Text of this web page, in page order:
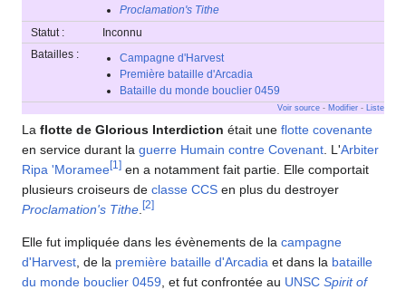
Proclamation's Tithe
Statut :
Inconnu
Batailles :
Campagne d'Harvest
Première bataille d'Arcadia
Bataille du monde bouclier 0459
Voir source - Modifier - Liste
La flotte de Glorious Interdiction était une flotte covenante
en service durant la guerre Humain contre Covenant . L'Arbiter
Ripa 'Moramee[1 ] en a notamment fait partie. Elle comportait
plusieurs croiseurs de classe CCS en plus du destroyer
Proclamation's Tithe [2]
Elle fut impliquée dans les évènements de la campagne
d'Harvest , de la première bataille d'Arcadia et dans la bataille
du monde bouclier 0459 , et fut confrontée au UNSC Spirit of